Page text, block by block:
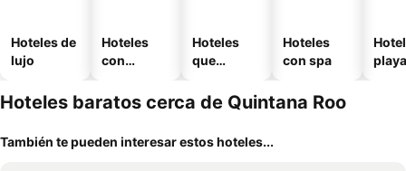
Hoteles de
lujo
Hoteles
con
Hoteles
que
mascotas
Hoteles
con spa
playa
Hoteles baratos cerca de Quintana Roo
También te pueden interesar estos hoteles...